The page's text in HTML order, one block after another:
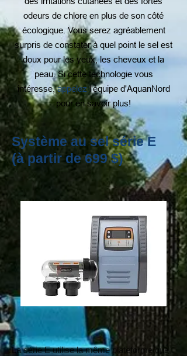
odeurs de chlore en plus de son côté
écologique. Vous serez agréablement
surpris de constater à quel point le sel est
doux pour les yeux, les cheveux et la
peau. Si cette technologie vous
intéresse,appelezl'équipe d'AquanNord
pour en savoir plus!
Système au sel série E
(à partir de 699 $)
La série E utilise la même plateforme que